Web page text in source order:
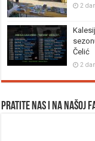
2
Čelić
2
Pratite nas i na našoj